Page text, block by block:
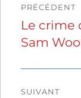
de
l’article
PRÉCÉDENT
Publication
précédente :
Le crime
Sam
SUIVANT